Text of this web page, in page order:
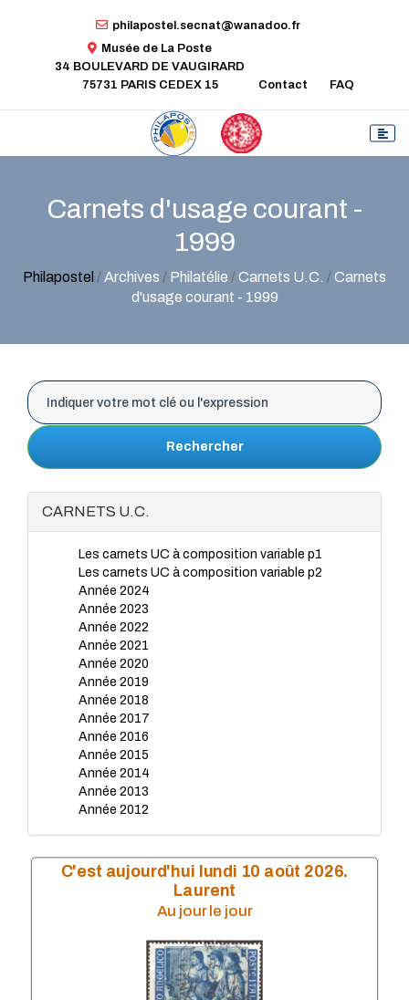
philapostel.secnat@wanadoo.fr
Musée de La Poste
34 BOULEVARD DE VAUGIRARD
75731 PARIS CEDEX 15
Contact FAQ
Carnets d'usage courant -
1999
Philapostel /Archives / Philatélie /Carnets U.C. /Carnets
d'usage courant - 1999
Rechercher
CARNETS U.C.
Les carnets UC à composition variable p1
Les carnets UC à composition variable p2
Année 2024
Année 2023
Année 2022
Année 2021
Année 2020
Année 2019
Année 2018
Année 2017
Année 2016
Année 2015
Année 2014
Année 2013
Année 2012
Année 2009
Année 2008
Année 2004
Année 2005
Année 2003
Année 2002
C'est aujourd'hui lundi 10 août 2026.
Laurent
Au jour le jour